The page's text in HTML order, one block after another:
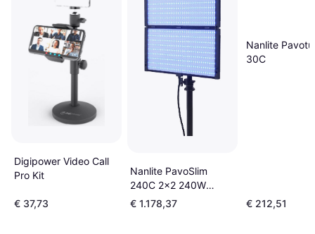
Digipower Video Call
Pro Kit
€ 37,73
Nanlite PavoSlim
240C 2x2 240W
RGBWW LED Panel
€ 1.178,37
Nanlite
30C
€ 212,51